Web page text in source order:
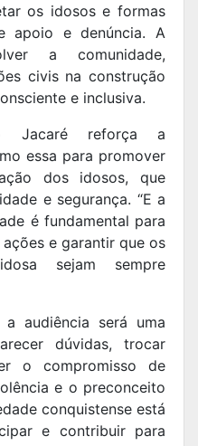
os idosos e formas
apoio e denúncia. A
a comunidade,
civis na construção
e inclusiva.
Jacaré reforça a
essa para promover
dos idosos, que
e segurança. “E a
é fundamental para
e garantir que os
sejam sempre
a audiência será uma
dúvidas, trocar
o compromisso de
e o preconceito
conquistense está
e contribuir para